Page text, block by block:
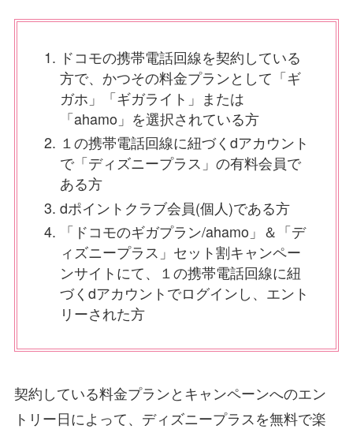
ドコモの携帯電話回線を契約している
方で、かつその料金プランとして「ギ
ガホ」「ギガライト」または
「ahamo」を選択されている方
１の携帯電話回線に紐づくdアカウント
で「ディズニープラス」の有料会員で
ある方
dポイントクラブ会員(個人)である方
「ドコモのギガプラン/ahamo」＆「デ
ィズニープラス」セット割キャンペー
ンサイトにて、１の携帯電話回線に紐
づくdアカウントでログインし、エント
リーされた方
契約している料金プランとキャンペーンへのエン
トリー日によって、ディズニープラスを無料で楽